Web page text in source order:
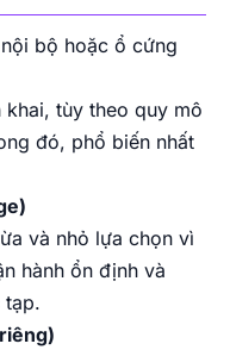
bộ hoặc ổ cứng
khai, tùy theo quy mô
đó, phổ biến nhất
và nhỏ lựa chọn vì
hành ổn định và
tạp.